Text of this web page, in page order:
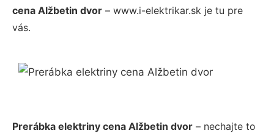
cena Alžbetin dvor – www.i-elektrikar.sk je tu pre
vás.
Prerábka elektriny cena Alžbetin dvor – nechajte to